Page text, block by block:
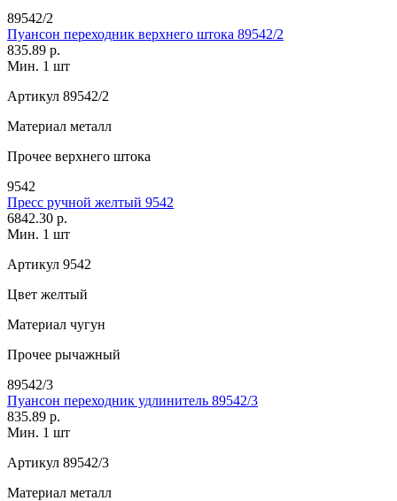
89542/2
Пуансон переходник верхнего штока 89542/2
835.89 р.
Мин. 1 шт
Артикул 89542/2
Материал металл
Прочее верхнего штока
9542
Пресс ручной желтый 9542
6842.30 р.
Мин. 1 шт
Артикул 9542
Цвет желтый
Материал чугун
Прочее рычажный
89542/3
Пуансон переходник удлинитель 89542/3
835.89 р.
Мин. 1 шт
Артикул 89542/3
Материал металл